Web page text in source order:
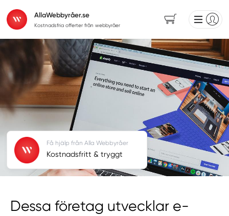
AllaWebbyråer.se
Kostnadsfria offerter från webbyråer
Dessa företag utvecklar e-
Få hjälp från Alla Webbyråer
Kostnadsfritt & tryggt